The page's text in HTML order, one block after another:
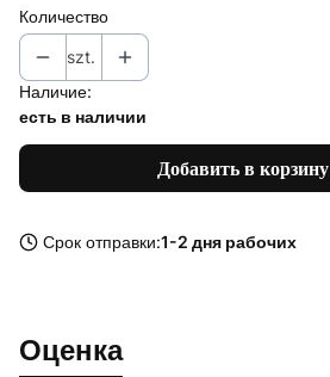
Количество
szt.
Наличие:
есть в наличии
Добавить в корзину
Срок отправки:1-2 дня рабочих
Оценка